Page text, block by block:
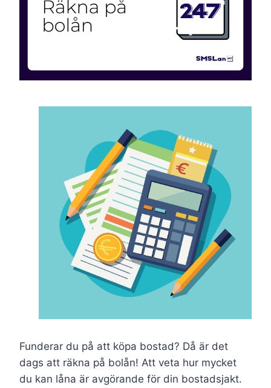
Funderar du på att köpa bostad? Då är det
dags att räkna på bolån! Att veta hur mycket
du kan låna är avgörande för din bostadsjakt.